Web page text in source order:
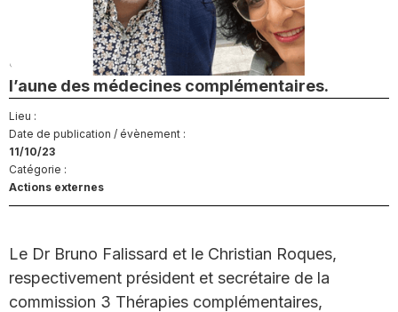
dans le soin, pour mieux maîtriser ses
effets délétères ». L’occasion pour l’A-MCA
de partager sa vision de la situation à
l’aune des médecines complémentaires.
Lieu :
Date de publication / évènement :
11/10/23
Catégorie :
Actions externes
Le Dr Bruno Falissard et le Christian Roques,
respectivement président et secrétaire de la
commission 3 Thérapies complémentaires,